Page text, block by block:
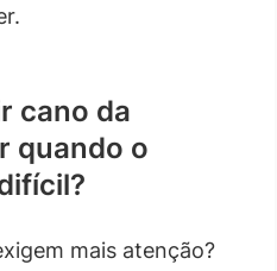
cano da
quando o
mais atenção?